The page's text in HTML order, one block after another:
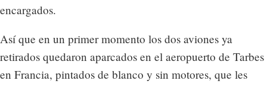
encargados.
Así que en un primer momento los dos aviones ya
retirados quedaron aparcados en el aeropuerto de Tarbes
en Francia, pintados de blanco y sin motores, que les